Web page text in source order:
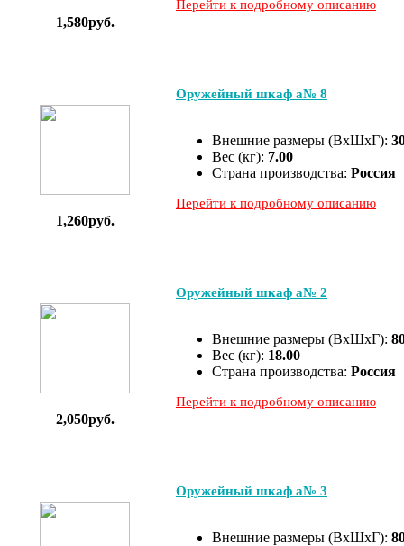
1,580руб.
Перейти к подробному описанию
1,260руб.
Оружейный шкаф а№ 8
Внешние размеры (ВхШхГ):
Вес (кг): 7.00
Страна производства: Россия
Перейти к подробному описанию
2,050руб.
Оружейный шкаф а№ 2
Внешние размеры (ВхШхГ):
Вес (кг): 18.00
Страна производства: Россия
Перейти к подробному описанию
Оружейный шкаф а№ 3
Внешние размеры (ВхШхГ):